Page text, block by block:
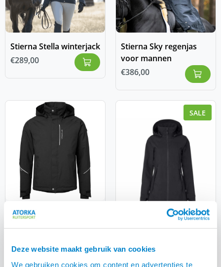
Deze website maakt gebruik van cookies
We gebruiken cookies om content en advertenties te
Stierna Stella winterjack
€289,00
Stierna Sky regenjas
voor mannen
€386,00
Stierna Sirius heren
winterjas
SALE
Stierna Storm regenjas
€209,00 -